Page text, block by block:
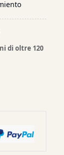
di oltre 120